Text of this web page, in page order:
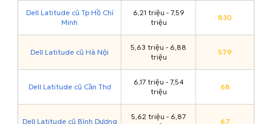
Dell Latitude cũ Tp Hồ Chí
Minh
6,21 triệu - 7,59
triệu
830
Dell Latitude cũ Hà Nội
5,63 triệu - 6,88
triệu
579
Dell Latitude cũ Cần Thơ
6,17 triệu - 7,54
triệu
68
Dell Latitude cũ Bình Dương
5,62 triệu - 6,87
67